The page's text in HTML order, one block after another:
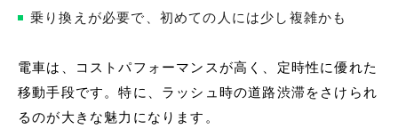
乗り換えが必要で、初めての人には少し複雑かも
電車は、コストパフォーマンスが高く、定時性に優れた
移動手段です。特に、ラッシュ時の道路渋滞をさけられ
るのが大きな魅力になります。